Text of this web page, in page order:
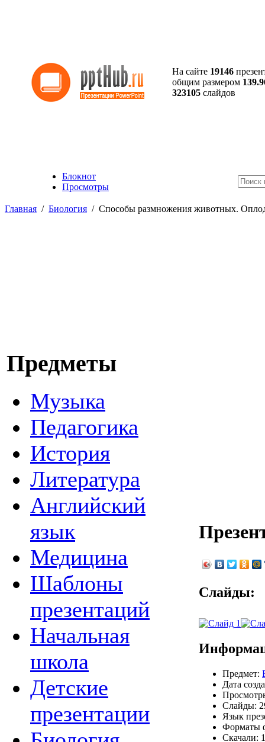
На сайте 19146
общим размером
323105 слайдов
Блокнот
Просмотры
Главная / Биология / Способы размножения животных.
Предметы
Музыка
Педагогика
История
Литература
Английский
язык
Медицина
Шаблоны
презентаций
Начальная
школа
Детские
презентации
Слайды:
Предмет:
Дата
Слайды:
Язык
Форматы
Скачали: